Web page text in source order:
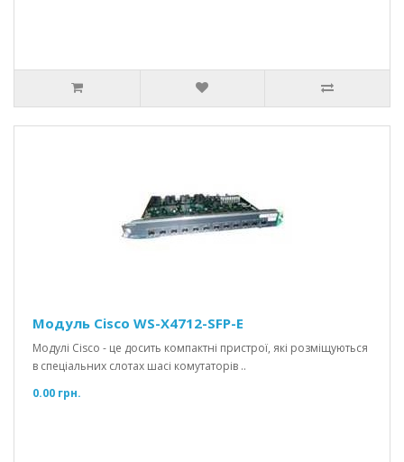
Модуль Cisco WS-X4712-SFP-E
Модулі Cisco - це досить компактні пристрої, які розміщуються
в спеціальних слотах шасі комутаторів ..
0.00 грн.